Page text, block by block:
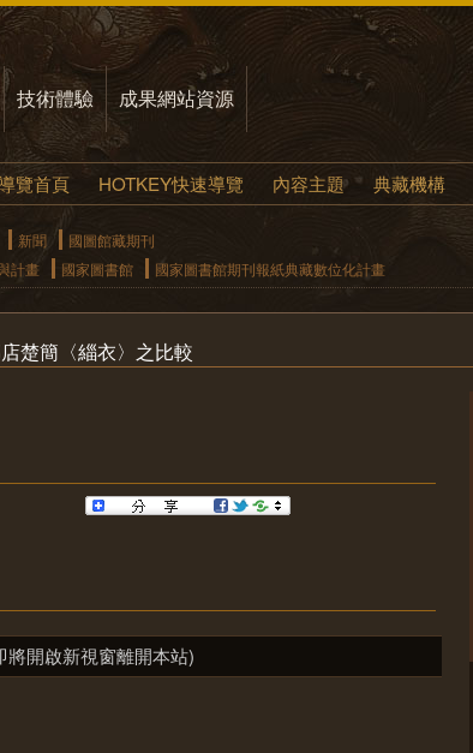
技術體驗 成果網站資源
覽首頁 HOTKEY快速導覽 內容主題 典藏機構
新聞
國圖館藏期刊
計畫 國家圖書館 國家圖書館期刊報紙典藏數位化計畫
楚簡〈緇衣〉之比較
將開啟新視窗離開本站)